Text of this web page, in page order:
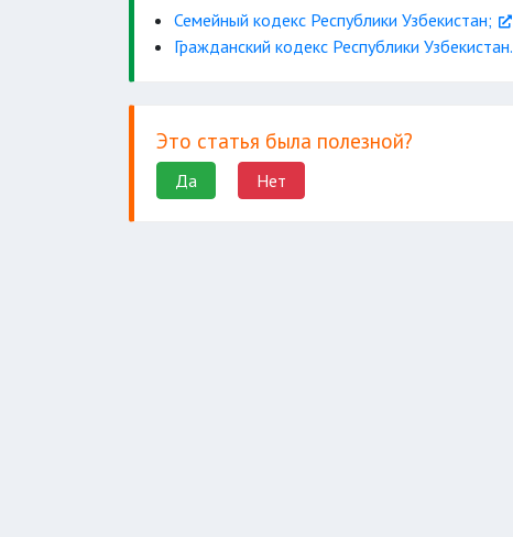
распоряжаться
вносить вклады
мелкие бытовые сделки
Семейный кодекс Республики Узбекистан;
Гражданский кодекс Республики Узбекистан.
Это статья была полезной?
Да Нет